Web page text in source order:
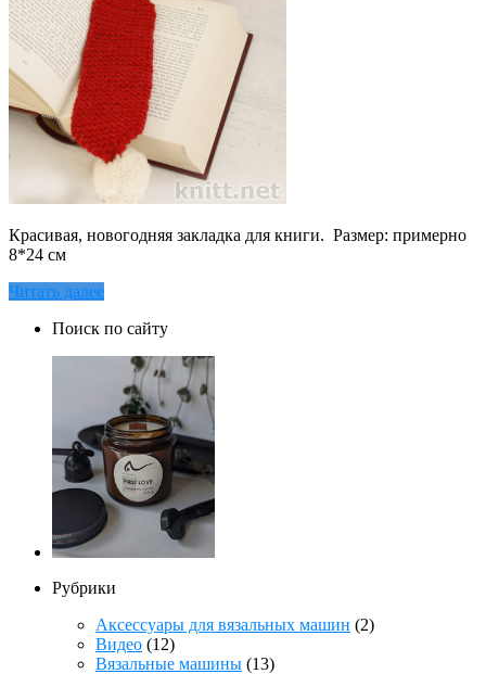
Красивая, новогодняя закладка для книги. Размер: примерно
8*24 см
Читать далее
Поиск по сайту
Рубрики
Аксессуары для вязальных машин (2)
Видео (12)
Вязальные машины (13)